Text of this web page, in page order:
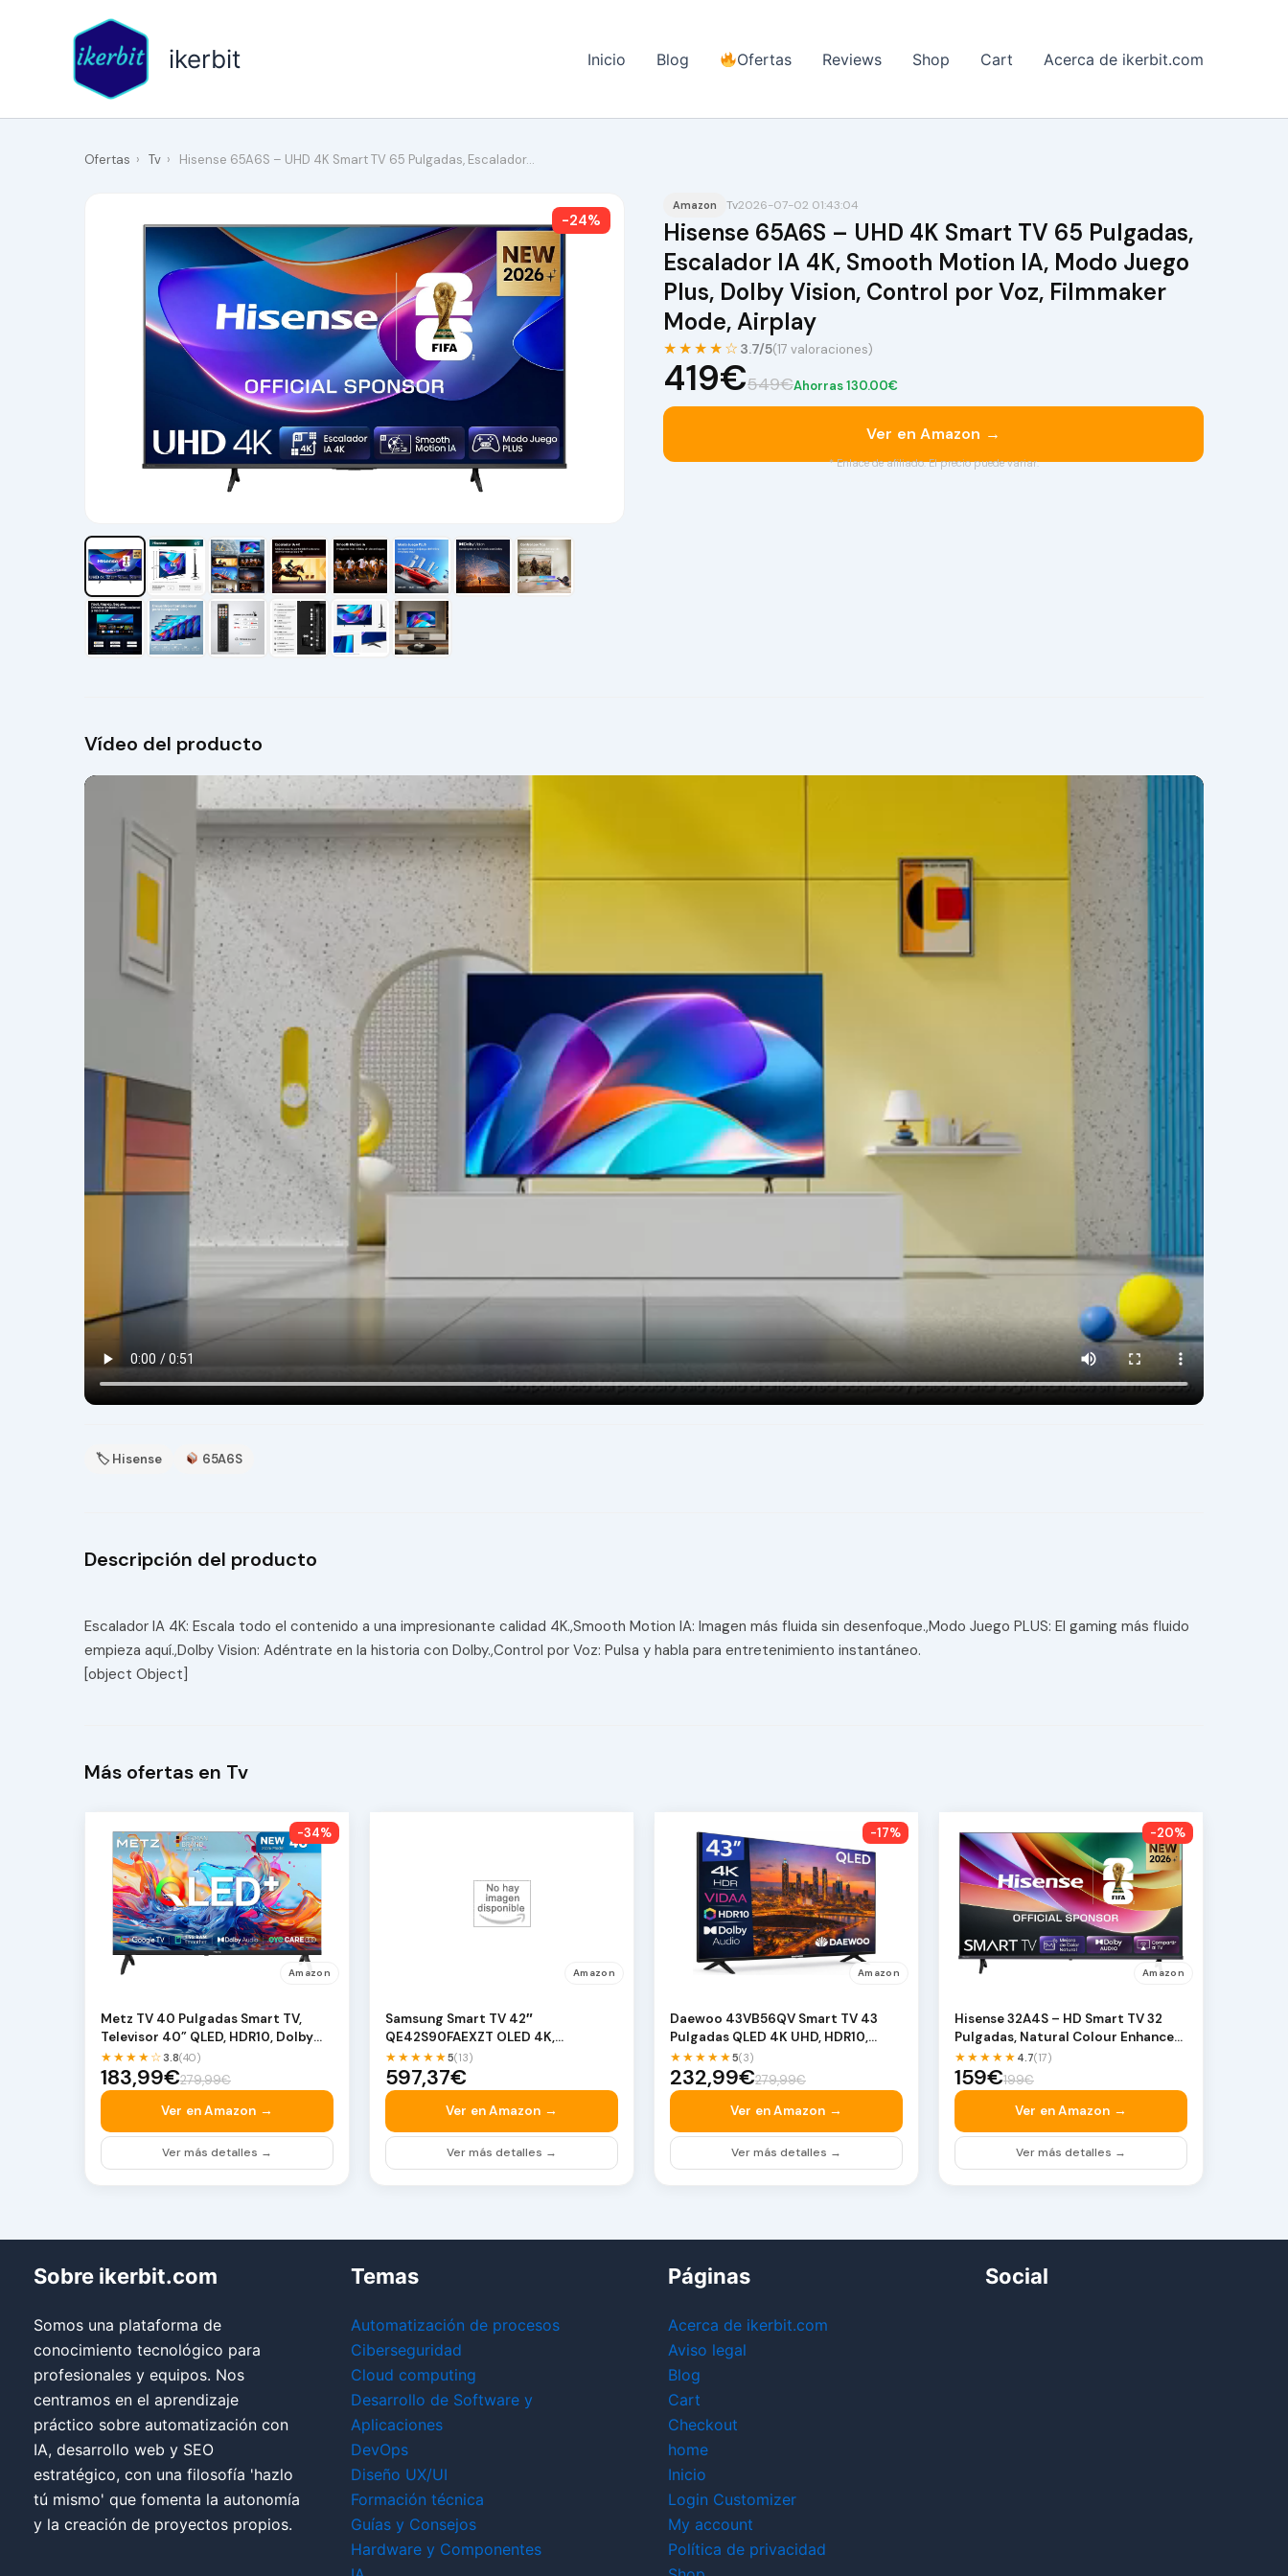
ikerbit Inicio Blog Ofertas Reviews Shop Cart Acerca de ikerbit.com
Ofertas › Tv › Hisense 65A6S – UHD 4K Smart TV 65 Pulgadas, Escalador…
-24%
Amazon Tv2026-07-02 01:43:04
Hisense 65A6S – UHD 4K Smart TV 65 Pulgadas,
Escalador IA 4K, Smooth Motion IA, Modo Juego
Plus, Dolby Vision, Control por Voz, Filmmaker
Mode, Airplay
★★★★☆ 3.7/5(17 valoraciones)
419€549€Ahorras 130.00€
Ver en Amazon →
* Enlace de afiliado. El precio puede variar.
Vídeo del producto
🏷 Hisense 65A6S
Descripción del producto
Escalador IA 4K: Escala todo el contenido a una impresionante calidad 4K.,Smooth Motion IA: Imagen más fluida sin desenfoque.,Modo Juego PLUS: El gaming más fluido
empieza aquí.,Dolby Vision: Adéntrate en la historia con Dolby.,Control por Voz: Pulsa y habla para entretenimiento instantáneo.
[object Object]
Más ofertas en Tv
-34%
Amazon
Metz TV 40 Pulgadas Smart TV,
Televisor 40” QLED, HDR10, Dolby
Audio, Chromecas…
★★★★☆3.8(40)
183,99€279,99€
Ver en Amazon →
Ver más detalles →
Amazon
Samsung Smart TV 42″
QE42S90FAEXZT OLED 4K,
procesador NQ4 AI Gen3, 4K AI…
★★★★★5(13)
597,37€
Ver en Amazon →
Ver más detalles →
-17%
Amazon
Daewoo 43VB56QV Smart TV 43
Pulgadas QLED 4K UHD, HDR10,
Dolby Audio, Bluetooth…
★★★★★5(3)
232,99€279,99€
Ver en Amazon →
Ver más detalles →
-20%
Amazon
Hisense 32A4S – HD Smart TV 32
Pulgadas, Natural Colour Enhancer,
Dolby A…
★★★★★ 4.7(17)
159€199€
Ver en Amazon →
Ver más detalles →
Sobre ikerbit.com
Somos una plataforma de
conocimiento tecnológico para
profesionales y equipos. Nos
centramos en el aprendizaje
práctico sobre automatización con
IA, desarrollo web y SEO
estratégico, con una filosofía 'hazlo
tú mismo' que fomenta la autonomía
y la creación de proyectos propios.
Temas
Automatización de procesos
Ciberseguridad
Cloud computing
Desarrollo de Software y
Aplicaciones
DevOps
Diseño UX/UI
Formación técnica
Guías y Consejos
Hardware y Componentes
Páginas
Acerca de ikerbit.com
Aviso legal
Blog
Cart
Checkout
home
Inicio
Login Customizer
My account
Política de privacidad
Social